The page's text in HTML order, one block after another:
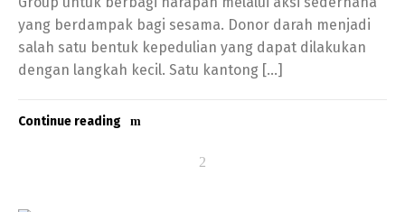
yang berdampak bagi sesama. Donor darah menjadi
salah satu bentuk kepedulian yang dapat dilakukan
dengan langkah kecil. Satu kantong […]
Continue reading